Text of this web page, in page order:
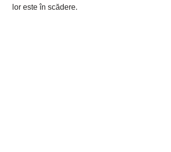
lor este în scădere.